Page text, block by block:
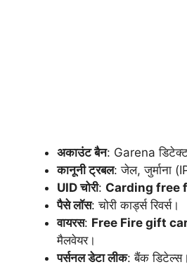
अकाउंट बैन: Garena
कानूनी ट्रबल: जेल, जुर्माना
UID चोरी: Carding free
पैसे लॉस: चोरी कार्ड्स रिवर्स।
वायरस: Free Fire gift
मैलवेयर।
पर्सनल डेटा लीक: बैंक डिटेल्स।